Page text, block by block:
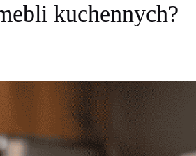
kuchennych?